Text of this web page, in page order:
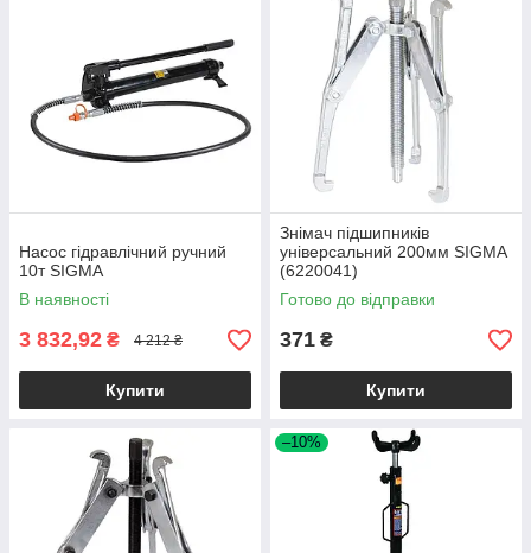
Насос гідравлічний ручний
10т SIGMA
В наявності
3 832,92 ₴ 4 212 ₴
Купити
Знімач підшипників
універсальний 200мм SIGMA
(6220041)
Готово до відправки
371 ₴
Купити
–10%